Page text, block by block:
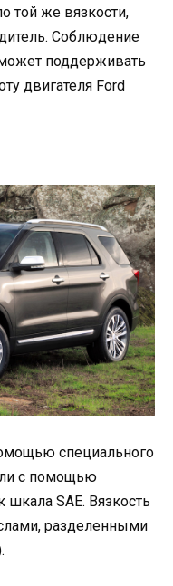
той же вязкости,
Соблюдение
поддерживать
двигателя Ford
специального
с помощью
SAE. Вязкость
разделенными